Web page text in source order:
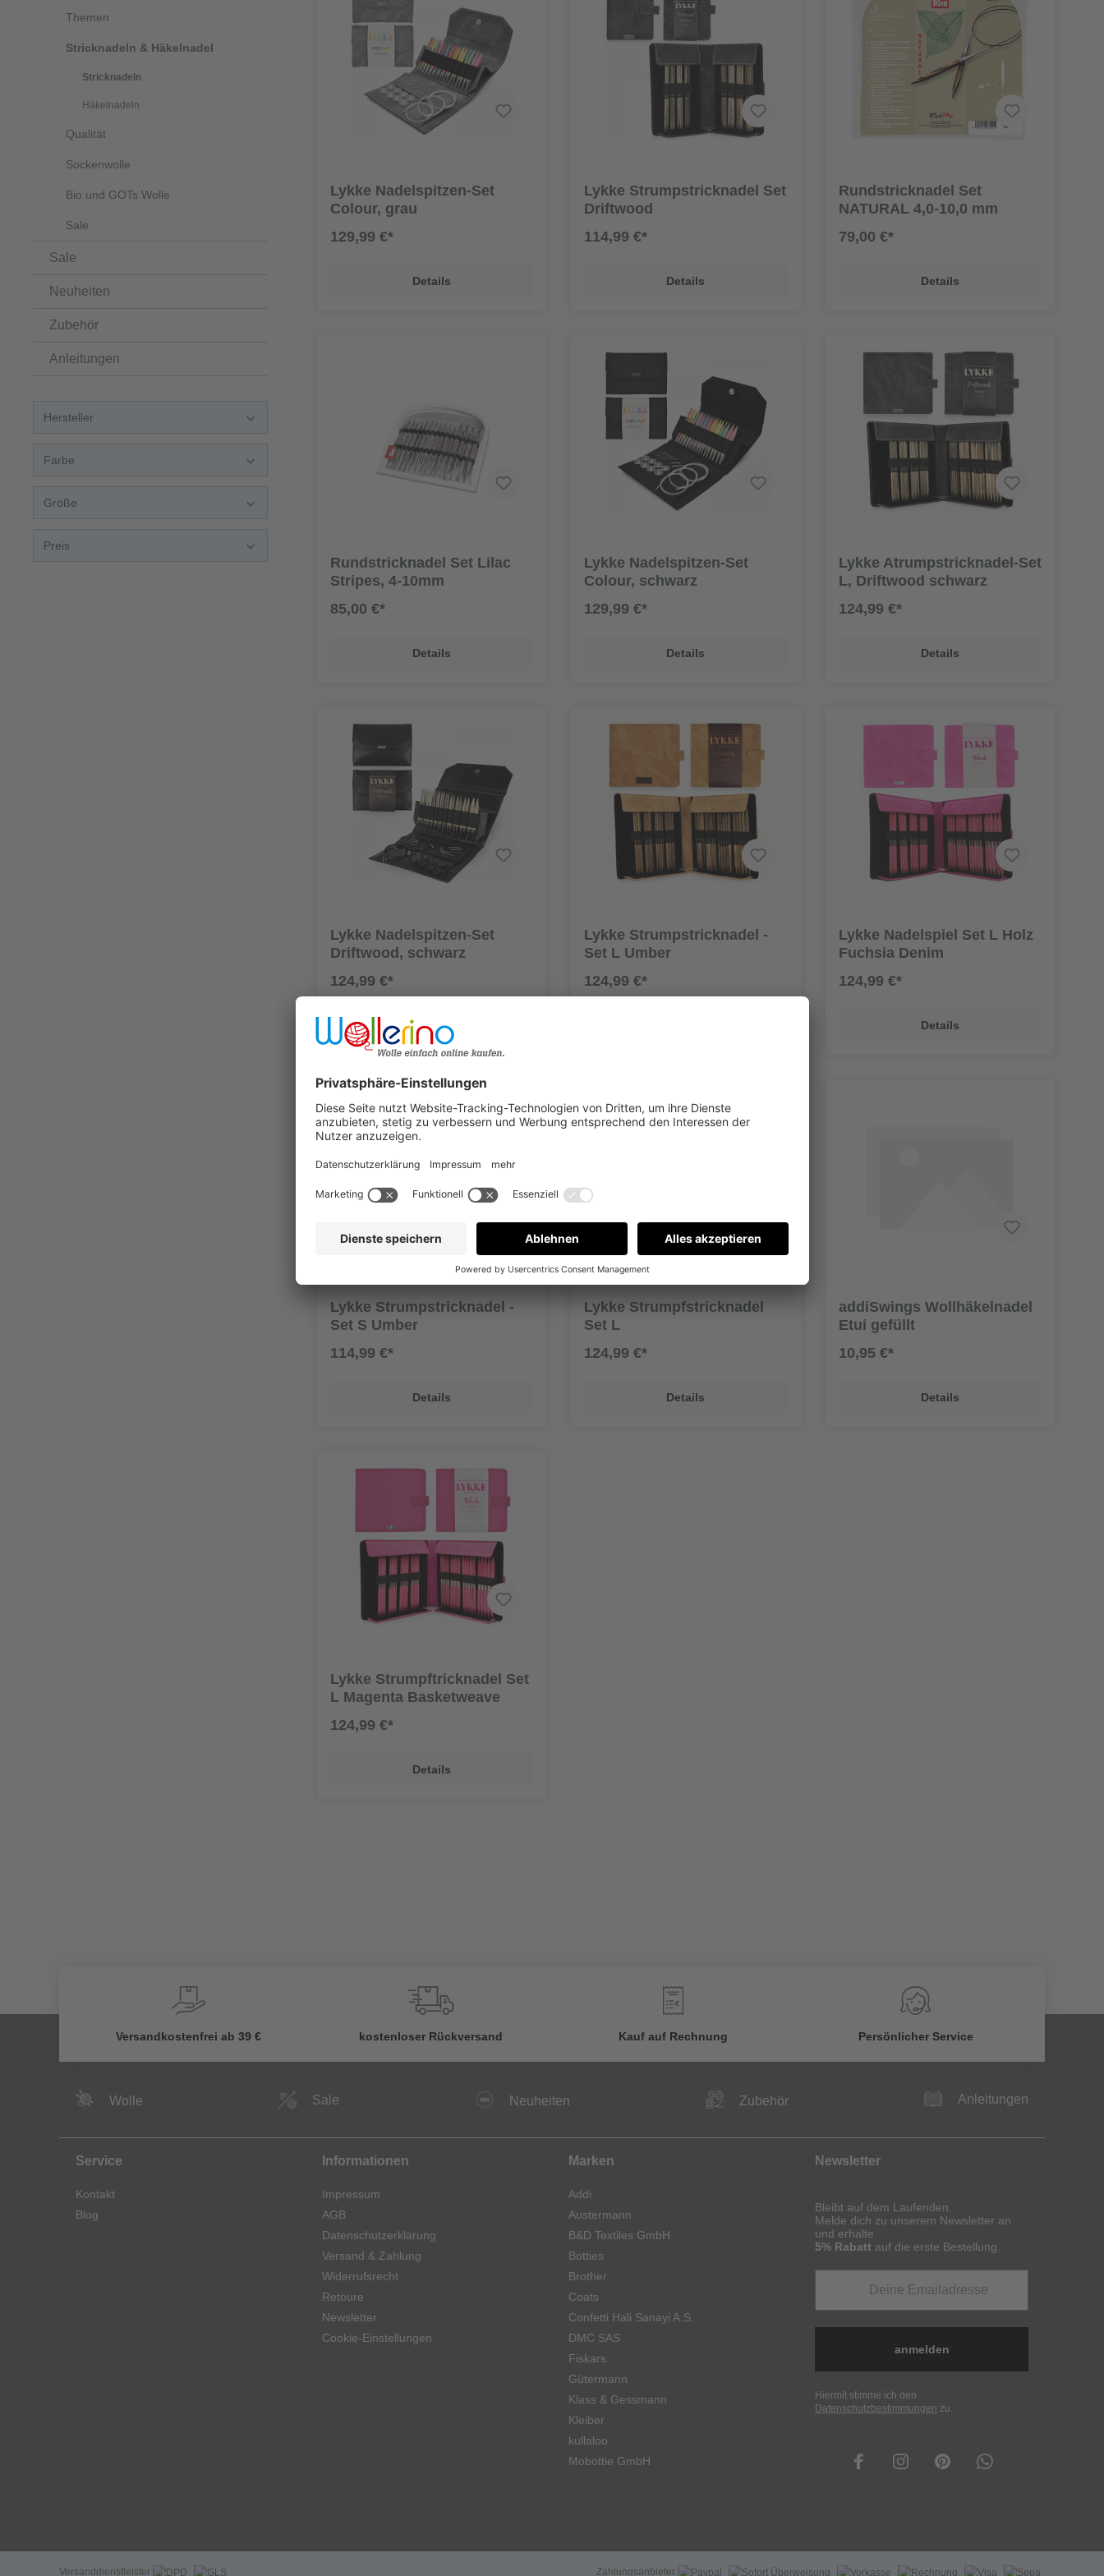
Themen
Stricknadeln & Häkelnadel
Stricknadeln
Häkelnadeln
Qualität
Sockenwolle
Bio und GOTs Wolle
Sale
Sale
Neuheiten
Zubehör
Anleitungen
Hersteller
Farbe
Größe
Preis
Lykke Nadelspitzen-Set
Colour, grau
129,99 €*
Details
Lykke Strumpstricknadel Set
Driftwood
114,99 €*
Details
Rundstricknadel Set
NATURAL 4,0-10,0 mm
79,00 €*
Details
Rundstricknadel Set Lilac
Stripes, 4-10mm
85,00 €*
Details
Lykke Nadelspitzen-Set
Colour, schwarz
129,99 €*
Details
Lykke Atrumpstricknadel-Set
L, Driftwood schwarz
124,99 €*
Details
Lykke Nadelspitzen-Set
Driftwood, schwarz
124,99 €*
Details
Lykke Strumpstricknadel -
Set L Umber
124,99 €*
Lykke Nadelspiel Set L Holz
Fuchsia Denim
124,99 €*
Details
Lykke Strumpstricknadel -
Set S Umber
114,99 €*
Details
Lykke Strumpfstricknadel
Set L
124,99 €*
Details
addiSwings Wollhäkelnadel
Etui gefüllt
10,95 €*
Details
Lykke Strumpftricknadel Set
L Magenta Basketweave
124,99 €*
Details
Versandkostenfrei ab 39 € kostenloser Rückversand
€
Kauf auf Rechnung Persönlicher Service
Wolle Sale Neuheiten Zubehör Anleitungen
Service
Kontakt
Blog
Informationen
Impressum
AGB
Datenschutzerklärung
Versand & Zahlung
Widerrufsrecht
Retoure
Newsletter
Cookie-Einstellungen
Marken
Addi
Austermann
B&D Textiles GmbH
Botties
Brother
Coats
Confetti Hali Sanayi A.S.
DMC SAS
Fiskars
Gütermann
Klass & Gessmann
Kleiber
kullaloo
Mobottie GmbH
Newsletter
Bleibt auf dem Laufenden.
Melde dich zu unserem Newsletter an
und erhalte
5% Rabatt auf die erste Bestellung.
anmelden
Hiermit stimme ich den
Datenschutzbestimmungen zu.
Versanddienstleister Zahlungsanbieter